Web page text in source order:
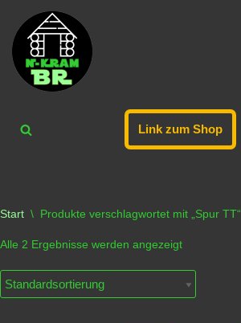
Zum
Inhalt
springen
Link zum Shop
Start \ Produkte verschlagwortet mit „Spur TT“
Alle 2 Ergebnisse werden angezeigt